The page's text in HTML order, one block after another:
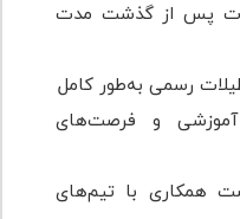
پس از گذشت مدت
رسمی به‌طور کامل
آموزشی و فرصت‌های
همکاری با تیم‌های